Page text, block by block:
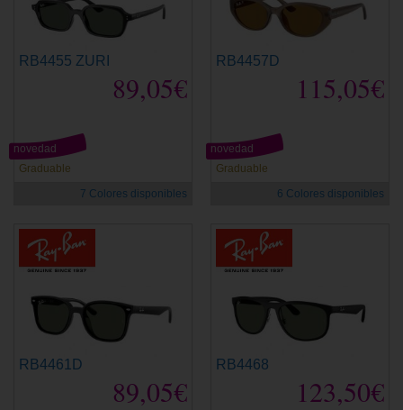
RB4455 ZURI
89,05€
Graduable
novedad
7 Colores disponibles
RB4457D
115,05€
Graduable
novedad
6 Colores disponibles
RB4461D
89,05€
RB4468
123,50€